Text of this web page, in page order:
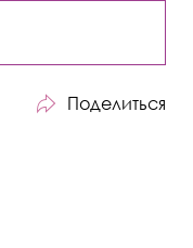
Поделиться